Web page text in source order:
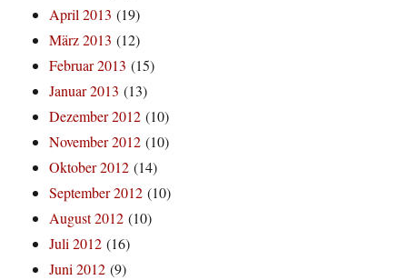
April 2013 (19)
März 2013 (12)
Februar 2013 (15)
Januar 2013 (13)
Dezember 2012 (10)
November 2012 (10)
Oktober 2012 (14)
September 2012 (10)
August 2012 (10)
Juli 2012 (16)
Juni 2012 (9)